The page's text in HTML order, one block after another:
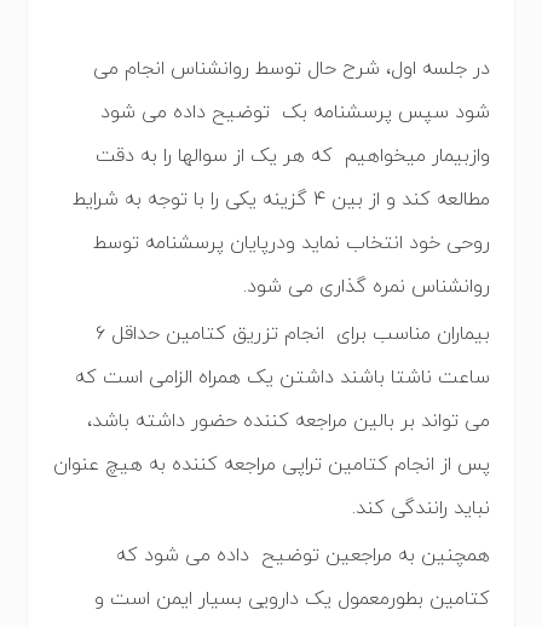
در جلسه اول، شرح حال توسط روانشناس انجام می
شود سپس پرسشنامه بک توضیح داده می شود
وازبیمار میخواهیم که هر یک از سوالها را به دقت
مطالعه کند و از بین ۴ گزینه یکی را با توجه به شرایط
روحی خود انتخاب نماید ودرپایان پرسشنامه توسط
روانشناس نمره گذاری می شود.
بیماران مناسب برای انجام تزریق کتامین حداقل ۶
ساعت ناشتا باشند داشتن یک همراه الزامی است که
می تواند بر بالین مراجعه کننده حضور داشته باشد،
پس از انجام کتامین تراپی مراجعه کننده به هیچ عنوان
نباید رانندگی کند.
همچنین به مراجعین توضیح داده می شود که
کتامین بطورمعمول یک دارویی بسیار ایمن است و